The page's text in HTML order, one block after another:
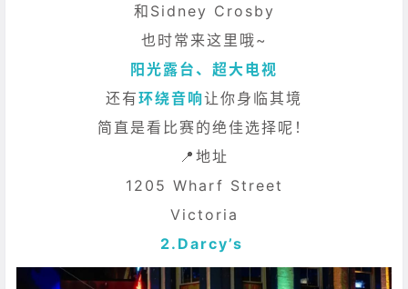
和Sidney Crosby
也时常来这里哦~
阳光露台、超大电视
还有环绕音响让你身临其境
简直是看比赛的绝佳选择呢！
📍地址
1205 Wharf Street
Victoria
2. Darcy’s